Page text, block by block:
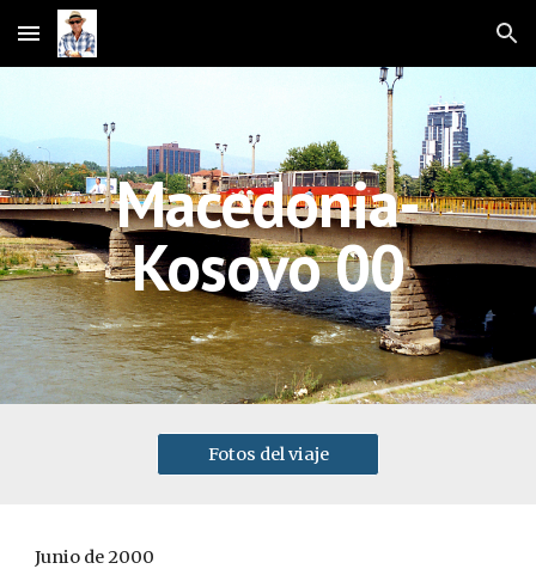
Skip to main content Skip to navigation
Macedonia-
Kosovo 00
Fotos del viaje
Junio de 2000